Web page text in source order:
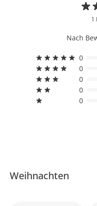
1
Nach
0
0
0
0
0
Weihnachten